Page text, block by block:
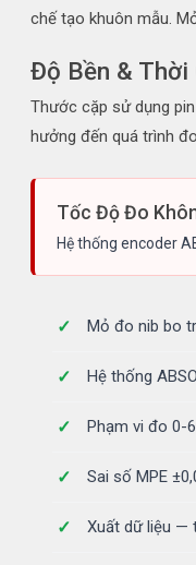
chế tạo khuôn mẫu.
Độ Bền & Thời
Thước cặp sử dụng
hưởng đến quá trình
Tốc Độ Đo
Hệ thống encoder
Mỏ đo nib bo
Hệ thống
Phạm vi đo 0-
Sai số MPE
Xuất dữ liệu —